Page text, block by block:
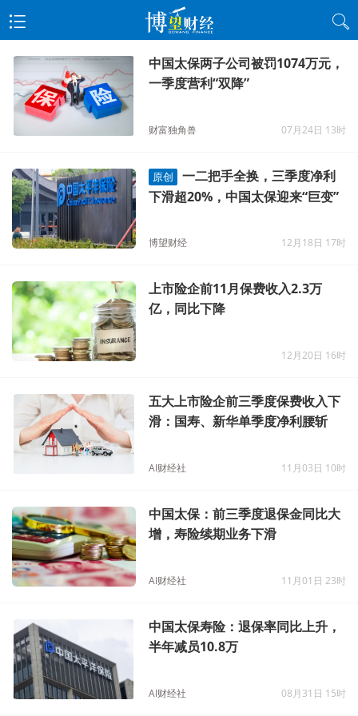
中国太保两子公司被罚1074万元，
一季度营利“双降”
财富独角兽 07月24日 13时
原创
一二把手全换，三季度净利
下滑超20%，中国太保迎来“巨变”
博望财经 12月18日 17时
上市险企前11月保费收入2.3万
亿，同比下降
12月20日 16时
五大上市险企前三季度保费收入下
滑：国寿、新华单季度净利腰斩
AI财经社 11月03日 10时
中国太保：前三季度退保金同比大
增，寿险续期业务下滑
AI财经社 11月01日 23时
中国太保寿险：退保率同比上升，
半年减员10.8万
AI财经社 08月31日 15时